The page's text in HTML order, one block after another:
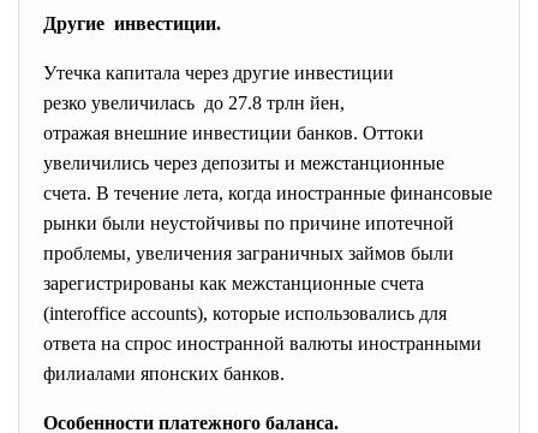
Другие инвестиции.
Утечка капитала через другие инвестиции
резко увеличилась до 27.8 трлн йен,
отражая внешние инвестиции банков. Оттоки
увеличились через депозиты и межстанционные
счета. В течение лета, когда иностранные финансовые
рынки были неустойчивы по причине ипотечной
проблемы, увеличения заграничных займов были
зарегистрированы как межстанционные счета
(interoffice accounts), которые использовались для
ответа на спрос иностранной валюты иностранными
филиалами японских банков.
Особенности платежного баланса.